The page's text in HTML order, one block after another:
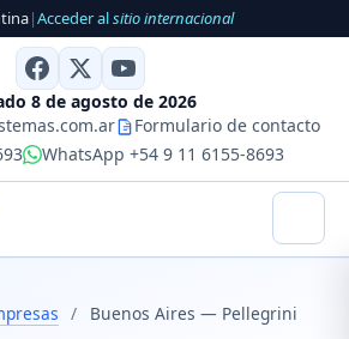
|Acceder alsitio internacional
8 de agosto de 2026
Formulario de contacto
WhatsApp +54 9 11 6155-8693
/ Buenos Aires — Pellegrini